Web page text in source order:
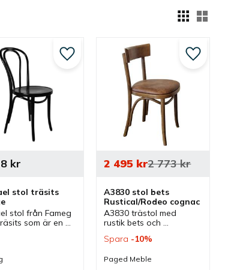
stol träsits
stol från Fameg
som är en
och
kr
Lägg till i favoriter
A3830 stol bets
Rustical/Rodeo cognac
A3830 trästol med
rustik bets och
stol som passar bra
restaurangstol och
2 495 kr2 773kr
Spara 10%
Paged Meble
Lägg